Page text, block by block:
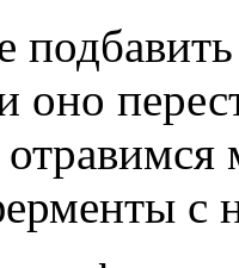
с